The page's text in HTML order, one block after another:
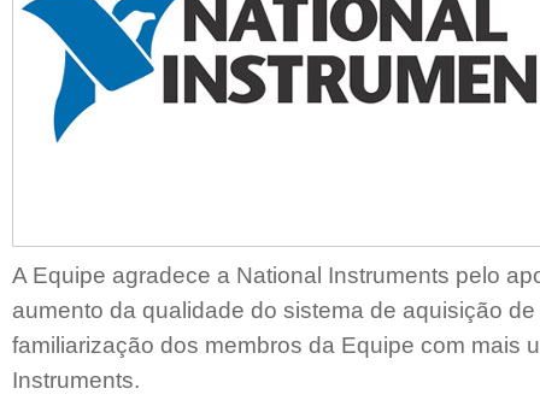
A Equipe agradece a National Instruments pelo
aumento da qualidade do sistema de aquisição
familiarização dos membros da Equipe com mais
Instruments.